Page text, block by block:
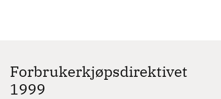
Forbrukerkjøpsdirektivet
1999